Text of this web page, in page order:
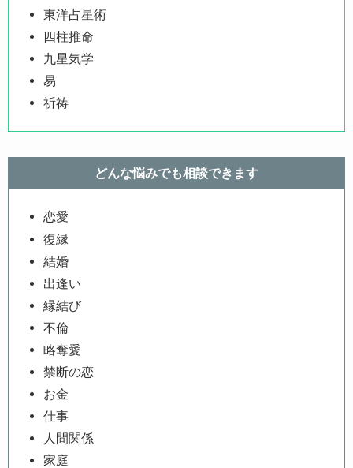
東洋占星術
四柱推命
九星気学
易
祈祷
どんな悩みでも相談できます
恋愛
復縁
結婚
出逢い
縁結び
不倫
略奪愛
禁断の恋
お金
仕事
人間関係
家庭